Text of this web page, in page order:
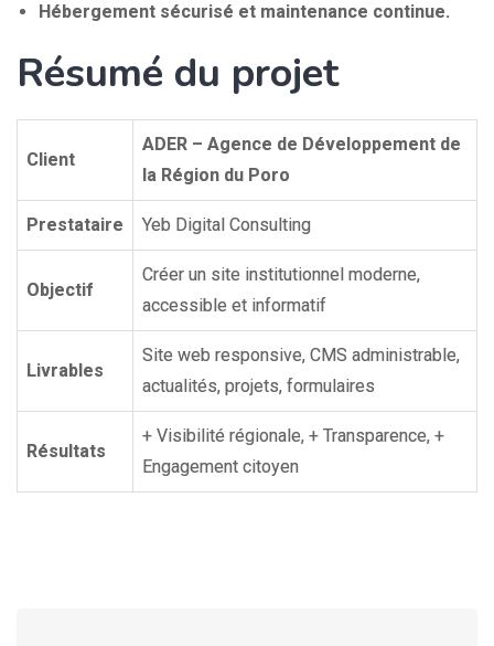
Hébergement sécurisé et maintenance continue.
Résumé du projet
Client
ADER – Agence de Développement de
la Région du Poro
Prestataire Yeb Digital Consulting
Objectif
Créer un site institutionnel moderne,
accessible et informatif
Livrables
Site web responsive, CMS administrable,
actualités, projets, formulaires
Résultats
+ Visibilité régionale, + Transparence, +
Engagement citoyen